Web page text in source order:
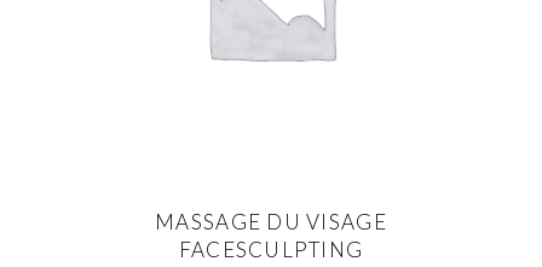
MASSAGE DU VISAGE
FACESCULPTING